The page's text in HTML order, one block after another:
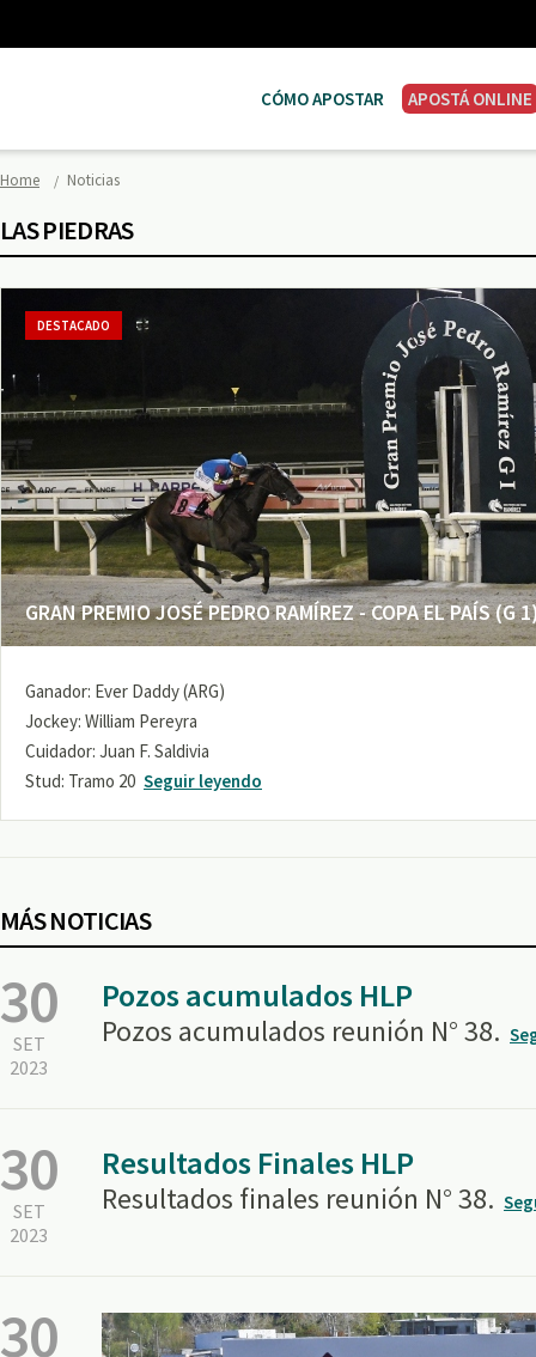
CÓMO APOSTAR APOSTÁ ONLINE
Home Noticias
LAS PIEDRAS
GRAN PREMIO JOSÉ PEDRO RAMÍREZ - COPA EL PAÍS (G
DESTACADO
Ganador: Ever Daddy (ARG)
Jockey: William Pereyra
Cuidador: Juan F. Saldivia
Stud: Tramo 20 Seguir leyendo
MÁS NOTICIAS
30
SET
2023
Pozos acumulados HLP
Pozos acumulados reunión N° 38.
30
SET
2023
Resultados Finales HLP
Resultados finales reunión N° 38.
30